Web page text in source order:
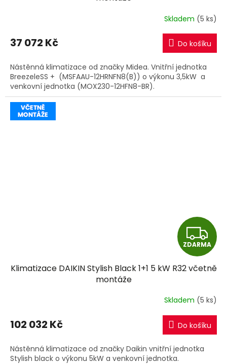
R
M
A
Skladem (5 ks)
37 072 Kč Do košíku
Nástěnná klimatizace od značky Midea. Vnitřní jednotka
BreezeleSS + (MSFAAU-12HRNFN8(B)) o výkonu 3,5kW a
venkovní jednotka (MOX230-12HFN8-BR).
Z
D
A
R
M
A
ZDARMA
Klimatizace DAIKIN Stylish Black 1+1 5 kW R32 včetně
montáže
Skladem (5 ks)
102 032 Kč Do košíku
Nástěnná klimatizace od značky Daikin vnitřní jednotka
Stylish black o výkonu 5kW a venkovní jednotka.